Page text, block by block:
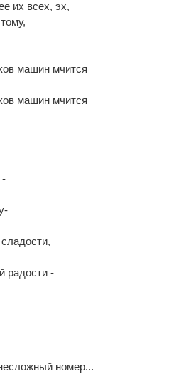
их всех, эх,
машин мчится
машин мчится
-
радости -
номер...